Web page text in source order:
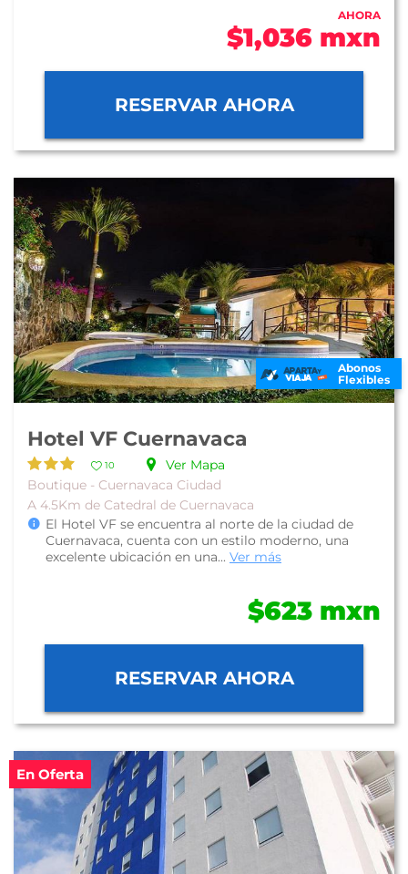
AHORA
$1,036 mxn
RESERVAR AHORA
Abonos
Flexibles
Hotel VF Cuernavaca
10
Ver Mapa
Boutique - Cuernavaca Ciudad
A 4.5Km de Catedral de Cuernavaca
El Hotel VF se encuentra al norte de la ciudad de
Cuernavaca, cuenta con un estilo moderno, una
excelente ubicación en una... Ver más
$623 mxn
RESERVAR AHORA
En Oferta